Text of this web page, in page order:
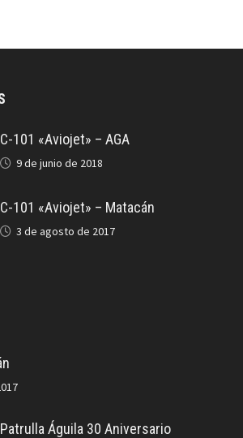
C-101 «Aviojet» – AGA
9 de junio de 2018
C-101 «Aviojet» – Matacán
3 de agosto de 2017
Patrulla Águila 30 Aniversario